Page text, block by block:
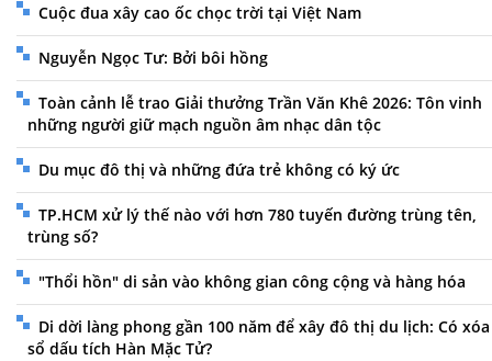
Cuộc đua xây cao ốc chọc trời tại Việt Nam
Nguyễn Ngọc Tư: Bởi bôi hồng
Toàn cảnh lễ trao Giải thưởng Trần Văn Khê 2026: Tôn vinh
những người giữ mạch nguồn âm nhạc dân tộc
Du mục đô thị và những đứa trẻ không có ký ức
TP.HCM xử lý thế nào với hơn 780 tuyến đường trùng tên,
trùng số?
"Thổi hồn" di sản vào không gian công cộng và hàng hóa
Di dời làng phong gần 100 năm để xây đô thị du lịch: Có xóa
sổ dấu tích Hàn Mặc Tử?